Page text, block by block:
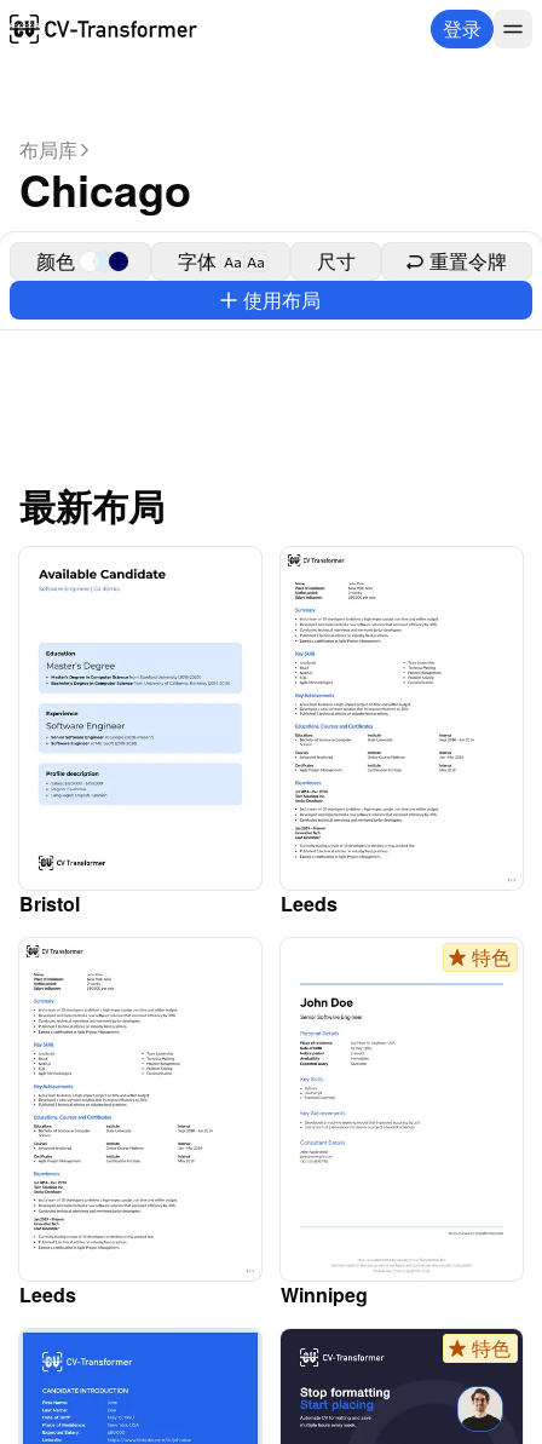
登录
布局库
Chicago
颜色 字体 Aa Aa 尺寸
重置令牌
使用布局
最新布局
Bristol Leeds
Leeds
特色
Winnipeg
特色